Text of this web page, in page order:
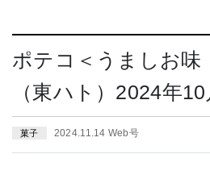
ポテコ＜うましお
（東ハト）2024年
菓子 2024.11.14 Web号